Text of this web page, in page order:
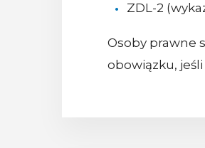
ZDL-2
Osoby prawne
obowiązku, jeśli